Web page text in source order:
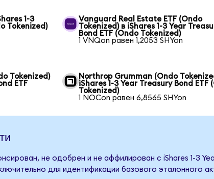
1-3
Tokenized)
Vanguard Real Estate ETF (Ondo
Tokenized) в iShares 1-3 Year
Bond ETF (Ondo Tokenized)
1 VNQon равен 1,2053 SHYon
Tokenized)
ETF
Northrop Grumman (Ondo
iShares 1-3 Year Treasury Bond ETF
Tokenized)
1 NOCon равен 6,8565 SHYon
не одобрен и не аффилирован с iShares 1-3
для идентификации базового эталонного